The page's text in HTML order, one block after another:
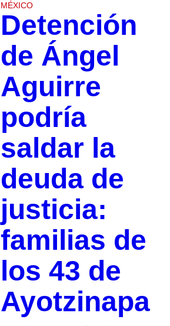
MÉXICO
Detención
de Ángel
Aguirre
podría
saldar la
deuda de
justicia:
familias de
los 43 de
Ayotzinapa